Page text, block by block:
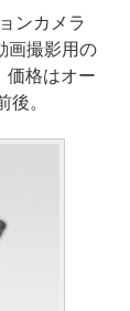
ンカメラ
画撮影用の
価格はオー
。